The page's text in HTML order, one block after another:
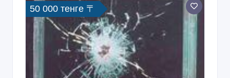
50 000 тенге 〒